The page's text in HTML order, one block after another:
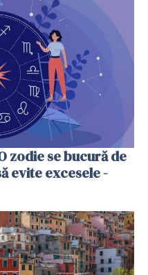
zodie se bucură de
evite excesele -